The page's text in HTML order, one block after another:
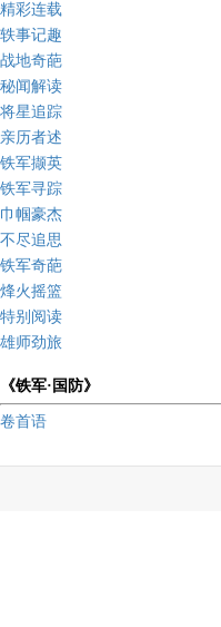
精彩连载
轶事记趣
战地奇葩
秘闻解读
将星追踪
亲历者述
铁军撷英
铁军寻踪
巾帼豪杰
不尽追思
铁军奇葩
烽火摇篮
特别阅读
雄师劲旅
《铁军·国防》
卷首语